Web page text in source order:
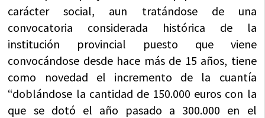
carácter social, aun tratándose de una
convocatoria considerada histórica de la
institución provincial puesto que viene
convocándose desde hace más de 15 años, tiene
como novedad el incremento de la cuantía
“doblándose la cantidad de 150.000 euros con la
que se dotó el año pasado a 300.000 en el